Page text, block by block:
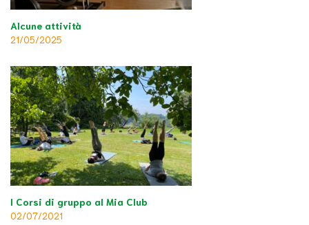
Alcune attività
21/05/2025
I Corsi di gruppo al Mia Club
02/07/2021